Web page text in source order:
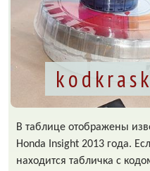
В таблице отображены
Honda Insight 2013 года.
находится табличка с